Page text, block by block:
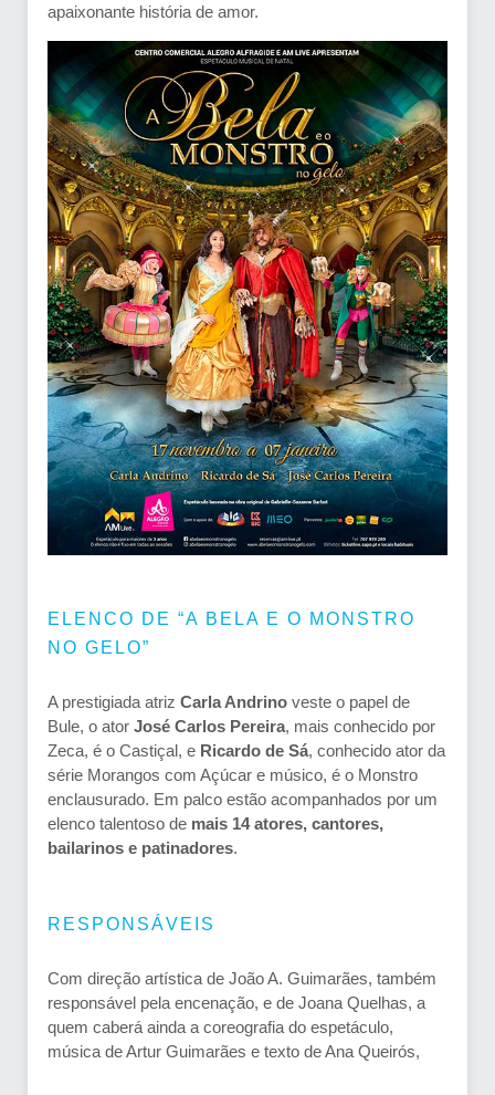
apaixonante história de amor.
ELENCO DE “A BELA E O MONSTRO
NO GELO”
A prestigiada atriz Carla Andrino veste o papel de
Bule, o ator José Carlos Pereira, mais conhecido por
Zeca, é o Castiçal, e Ricardo de Sá, conhecido ator da
série Morangos com Açúcar e músico, é o Monstro
enclausurado. Em palco estão acompanhados por um
elenco talentoso de mais 14 atores, cantores,
bailarinos e patinadores.
RESPONSÁVEIS
Com direção artística de João A. Guimarães, também
responsável pela encenação, e de Joana Quelhas, a
quem caberá ainda a coreografia do espetáculo,
música de Artur Guimarães e texto de Ana Queirós,